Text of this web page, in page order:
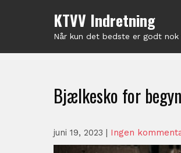
KTVV Indretning
Når kun det bedste er godt
Bjælkesko for
juni 19, 2023 | Ingen